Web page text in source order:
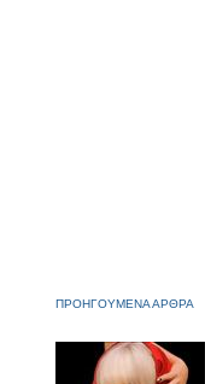
ΠΡΟΗΓΟΥΜΕΝΑ ΑΡΘΡΑ